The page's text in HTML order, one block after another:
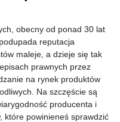
obecny od ponad 30 lat
reputacja
maleje, a dzieje się tak
prawnych przez
na rynek produktów
Na szczęście są
producenta i
które powinieneś sprawdzić